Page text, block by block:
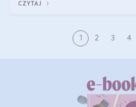
składnikiem obec
CZYTAJ
1 2 3 4